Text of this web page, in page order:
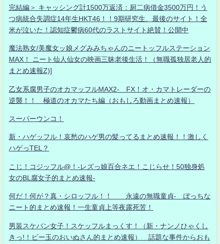
完結編＞ キャッシング計1500万返済：厨二病借金3500万円！う
つ病統合失調症14年生HKT46！！9期研究生、最後のサイト！全
米が泣いた！認知症鬱病60代のラストサイト絶賛！公開中
魔法熟女/美魔女ッ娘メグみみちゃんのニートッフルステーション
MAX！ ニート仙人仙女の映画三昧老後生活！（無職孤独居老人的
まとめ速報Z)]
乙女系腐男子のオカマッフルMAX2- FX！オ・カマトレーダーの
逆襲！！ 極道のオカマたち編（おもしろ動画まとめ速報）
スーパーウンコ！
新・ハゲッフル！哀愁のハゲ男の髪ってるまとめ速報！！激しく
ハゲっTEL？
こじ！コジッフル@！-レズっ娘百合ネエ！こじらせ！50独身処
女のBL腐女子的まとめ速報-
何だ！何が？真・シロッフル！！ 永遠の無職童貞- ぼっちな
ニート的まとめ速報！一生童貞上等夜露死苦！
男装スケバン女子！スケッフルまっくす！（新・ナンノひゃくし
きっ!！ビー玉のおいぬさん的まとめ速報） 話題な事件からおも